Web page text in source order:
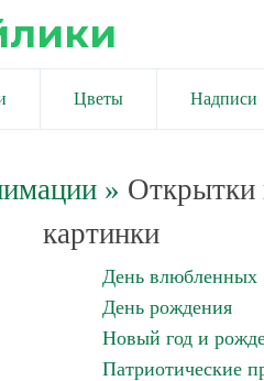
Цветы Надписи
» Открытки
картинки
День влюбленных
День рождения
Новый год и
Патриотические